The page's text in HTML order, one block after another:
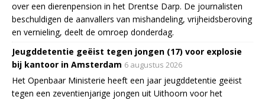
over een dierenpension in het Drentse Darp. De journalisten
beschuldigen de aanvallers van mishandeling, vrijheidsberoving
en vernieling, deelt de omroep donderdag.
Jeugddetentie geëist tegen jongen (17) voor explosie
bij kantoor in Amsterdam 6 augustus 2026
Het Openbaar Ministerie heeft een jaar jeugddetentie geëist
tegen een zeventienjarige jongen uit Uithoorn voor het